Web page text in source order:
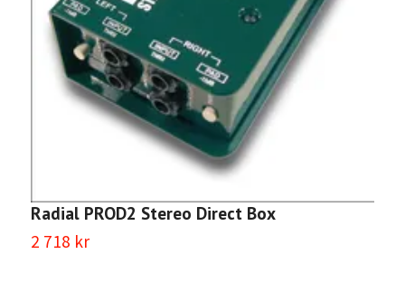
Radial PROD2 Stereo Direct Box
2 718 kr